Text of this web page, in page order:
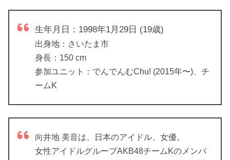
生年月日： 1998年1月29日 (19歳)
出身地： さいたま市
身長： 150 cm
参加ユニット： でんでんむChu! (2015年〜)、チ
ームK
向井地 美音は、日本のアイドル、女優。
女性アイドルグループAKB48チームKのメンバ